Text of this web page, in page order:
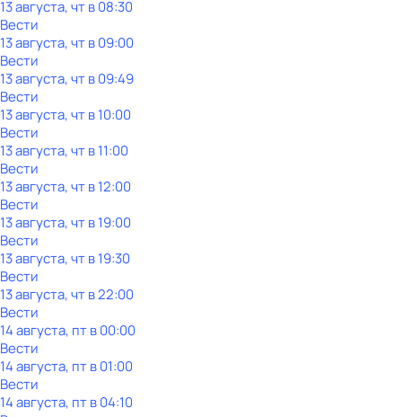
13 августа, чт в 08:30
Вести
13 августа, чт в 09:00
Вести
13 августа, чт в 09:49
Вести
13 августа, чт в 10:00
Вести
13 августа, чт в 11:00
Вести
13 августа, чт в 12:00
Вести
13 августа, чт в 19:00
Вести
13 августа, чт в 19:30
Вести
13 августа, чт в 22:00
Вести
14 августа, пт в 00:00
Вести
14 августа, пт в 01:00
Вести
14 августа, пт в 04:10